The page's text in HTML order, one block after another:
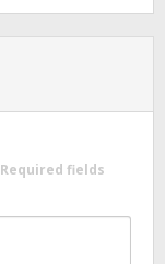
Required fields